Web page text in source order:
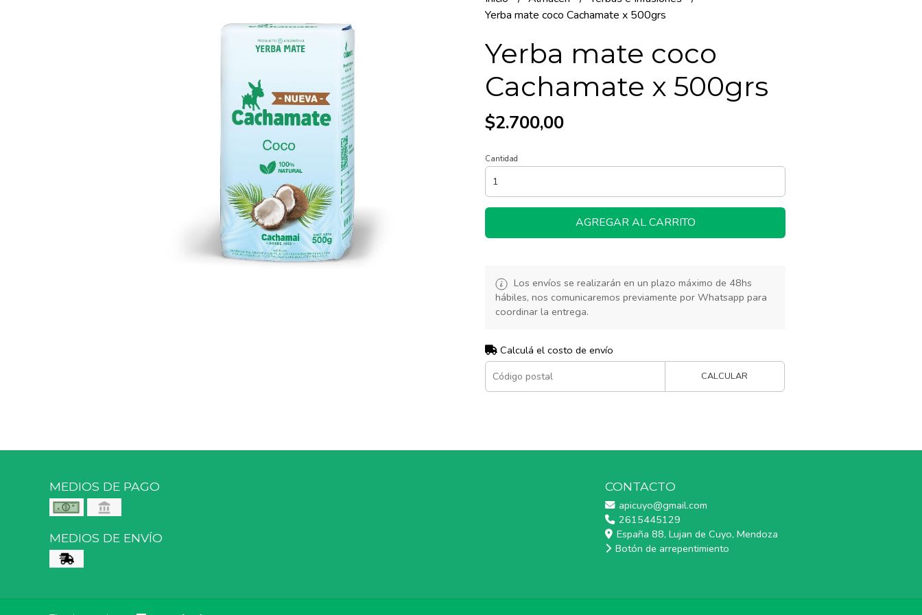
Yerba mate coco Cachamate x 500grs
Yerba mate coco
Cachamate x 500grs
$2.700,00
Cantidad
AGREGAR AL CARRITO
Los envíos se realizarán en un plazo máximo de 48hs
hábiles, nos comunicaremos previamente por Whatsapp para
coordinar la entrega.
Calculá el costo de envío
CALCULAR
MEDIOS DE PAGO
MEDIOS DE ENVÍO
CONTACTO
apicuyo@gmail.com
2615445129
España 88, Lujan de Cuyo, Mendoza
Botón de arrepentimiento